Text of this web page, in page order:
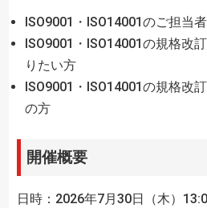
ISO9001・ISO14001のご担当
ISO9001・ISO14001の規格改
りたい方
ISO9001・ISO14001の規格改
の方
開催概要
日時：2026年7月30日（木）